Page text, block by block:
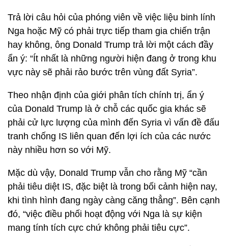
Trả lời câu hỏi của phóng viên về việc liệu binh lính
Nga hoặc Mỹ có phải trực tiếp tham gia chiến trận
hay không, ông Donald Trump trả lời một cách đầy
ẩn ý: “Ít nhất là những người hiện đang ở trong khu
vực này sẽ phải rảo bước trên vùng đất Syria”.
Theo nhận định của giới phân tích chính trị, ẩn ý
của Donald Trump là ở chỗ các quốc gia khác sẽ
phải cử lực lượng của mình đến Syria vì vấn đề đấu
tranh chống IS liên quan đến lợi ích của các nước
này nhiều hơn so với Mỹ.
Mặc dù vậy, Donald Trump vẫn cho rằng Mỹ “cần
phải tiêu diệt IS, đặc biệt là trong bối cảnh hiện nay,
khi tình hình đang ngày càng căng thẳng”. Bên cạnh
đó, “việc điều phối hoạt động với Nga là sự kiện
mang tính tích cực chứ không phải tiêu cực”.